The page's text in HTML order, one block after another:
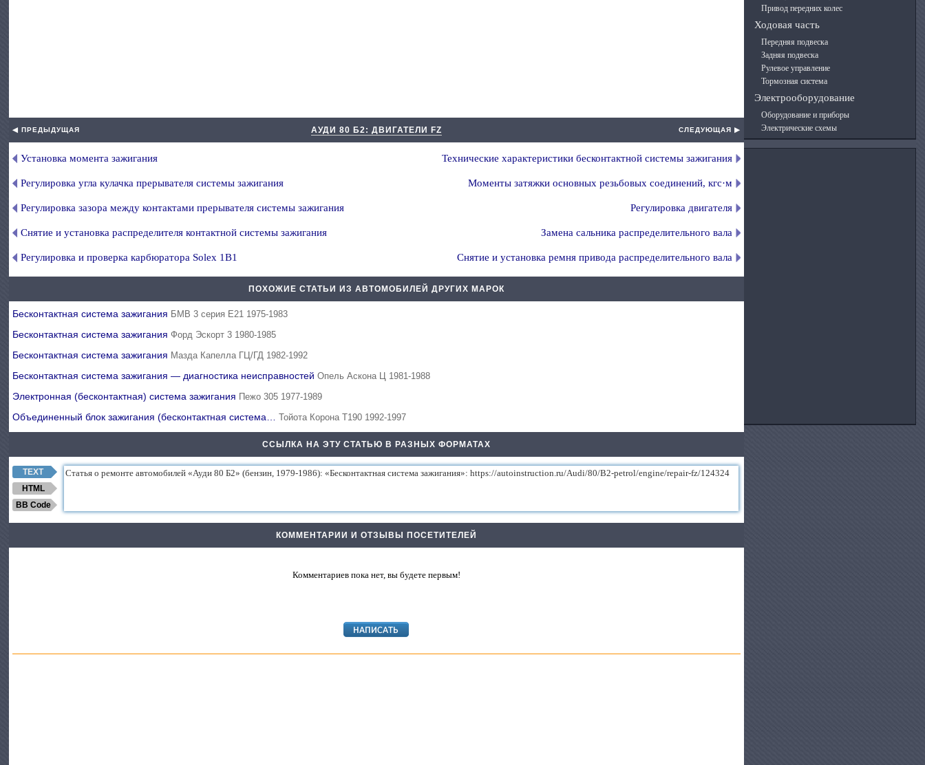
◀ ПРЕДЫДУЩАЯ АУДИ 80 Б2: ДВИГАТЕЛИ FZ СЛЕДУЮЩАЯ ▶
Установка момента зажигания
Регулировка угла кулачка прерывателя системы зажигания
Регулировка зазора между контактами прерывателя системы зажигания
Снятие и установка распределителя контактной системы зажигания
Регулировка и проверка карбюратора Solex 1В1
Технические характеристики бесконтактной системы зажигания
Моменты затяжки основных резьбовых соединений, кгс·м
Регулировка двигателя
Замена сальника распределительного вала
Снятие и установка ремня привода распределительного вала
ПОХОЖИЕ СТАТЬИ ИЗ АВТОМОБИЛЕЙ ДРУГИХ МАРОК
Бесконтактная система зажигания БМВ 3 серия Е21 1975-1983
Бесконтактная система зажиганияФорд Эскорт 3 1980-1985
Бесконтактная система зажигания Мазда Капелла ГЦ/ГД 1982-1992
Бесконтактная система зажигания — диагностика неисправностейОпель Аскона Ц 1981-1988
Электронная (бесконтактная) система зажигания Пежо 305 1977-1989
Объединенный блок зажигания (бесконтактная система…Тойота Корона Т190 1992-1997
ССЫЛКА НА ЭТУ СТАТЬЮ В РАЗНЫХ ФОРМАТАХ
TEXT
HTML
BB Code
КОММЕНТАРИИ И ОТЗЫВЫ ПОСЕТИТЕЛЕЙ
Комментариев пока нет, вы будете первым!
Привод передних колес
Ходовая часть
Передняя подвеска
Задняя подвеска
Рулевое управление
Тормозная система
Электрооборудование
Оборудование и приборы
Электрические схемы